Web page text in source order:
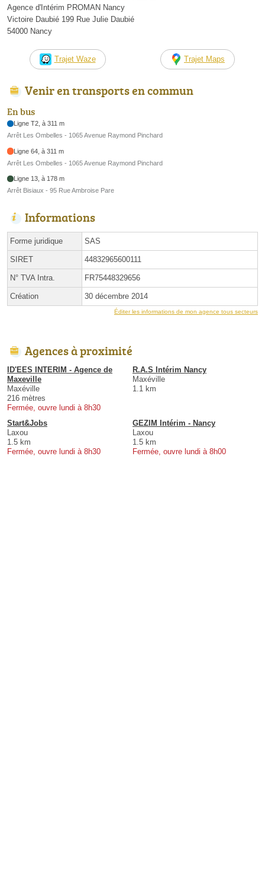
Agence d'Intérim PROMAN Nancy
Victoire Daubié 199 Rue Julie Daubié
54000 Nancy
Trajet Waze Trajet Maps
Venir en transports en commun
En bus
Ligne T2, à 311 m
Arrêt Les Ombelles - 1065 Avenue Raymond Pinchard
Ligne 64, à 311 m
Arrêt Les Ombelles - 1065 Avenue Raymond Pinchard
Ligne 13, à 178 m
Arrêt Bisiaux - 95 Rue Ambroise Pare
Informations
Forme juridique SAS
SIRET 44832965600111
N° TVA Intra. FR75448329656
Création 30 décembre 2014
Éditer les informations de mon agence tous secteurs
Agences à proximité
ID'EES INTERIM - Agence de
Maxeville
Maxéville
216 mètres
Fermée, ouvre lundi à 8h30
R.A.S Intérim Nancy
Maxéville
1.1 km
Start&Jobs
Laxou
1.5 km
Fermée, ouvre lundi à 8h30
GEZIM Intérim - Nancy
Laxou
1.5 km
Fermée, ouvre lundi à 8h00